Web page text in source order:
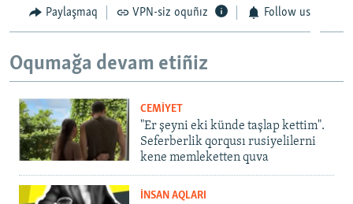
Paylaşmaq VPN-siz oquñız Follow us
Oqumağa devam etiñiz
CEMİYET
"Er şeyni eki künde taşlap kettim".
Seferberlik qorqusı rusiyelilerni
kene memleketten quva
İNSAN AQLARI